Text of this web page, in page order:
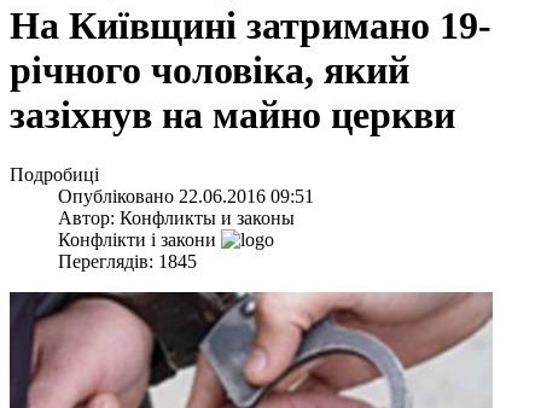
На Київщині затримано 19-
річного чоловіка, який
зазіхнув на майно церкви
Подробиці
Опубліковано 22.06.2016 09:51
Автор: Конфликты и законы
Конфлікти і закони
Переглядів: 1845